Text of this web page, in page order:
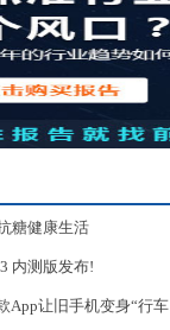
糖健康生活
内测版发布!
App让旧手机变身“行车